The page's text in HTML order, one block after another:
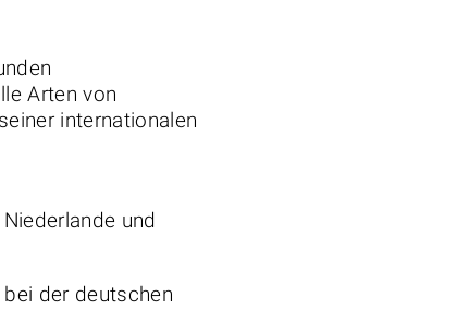
Arten von
internationalen
und
der deutschen